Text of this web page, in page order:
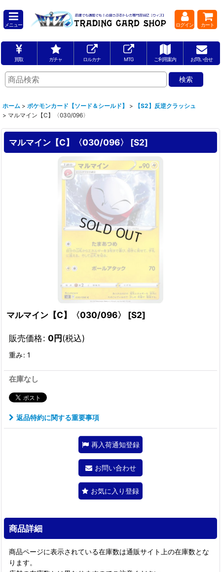
メニュー ログイン カート
買取 ガチャ ロルカナ MTG ご利用案内 お問い合せ
ホーム > ポケモンカード【ソード＆シールド】 >
【S2】反逆クラッシュ
> マルマイン【C】〈030/096〉
マルマイン【C】〈030/096〉 [S2]
マルマイン【C】〈030/096〉 [S2]
販売価格: 0円(税込)
重み: 1
在庫なし
返品特約に関する重要事項
再入荷通知登録
お問い合わせ
お気に入り登録
商品詳細
商品ページに表示されている在庫数は通販サイト上の在庫数とな
ります。